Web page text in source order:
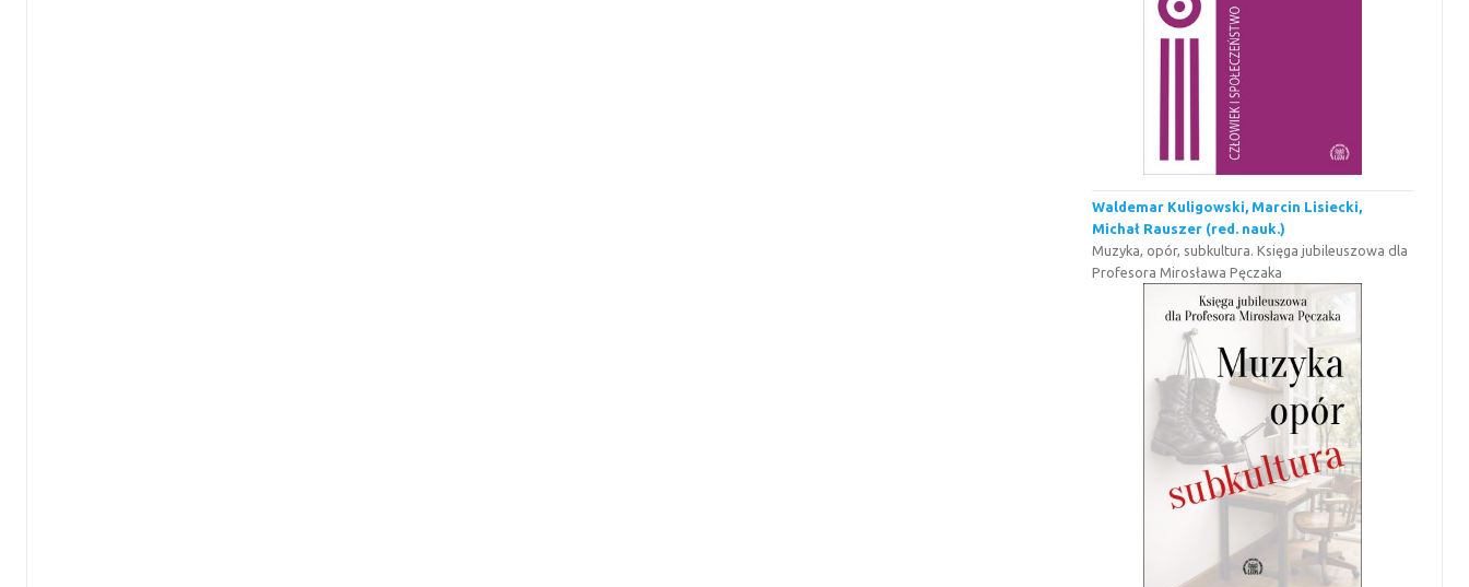
Waldemar Kuligowski, Marcin Lisiecki,
Michał Rauszer (red. nauk.)
Muzyka, opór, subkultura. Księga jubileuszowa dla
Profesora Mirosława Pęczaka